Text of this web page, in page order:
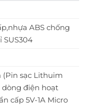
ABS chống
SUS304
(Pin sạc Lithuim
dòng điện hoạt
cấp 5V-1A Micro